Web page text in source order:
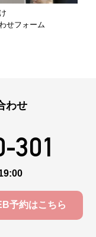
せフォーム
わせ
301
予約はこちら